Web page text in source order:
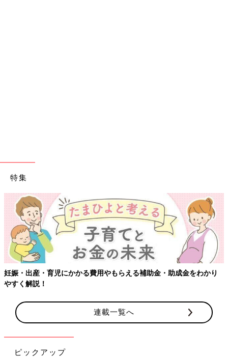
特集
妊娠・出産・育児にかかる費用やもらえる補助金・助成金をわかり
やすく解説！
連載一覧へ
ピックアップ